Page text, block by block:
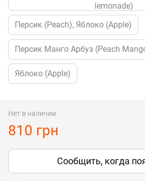
lemonade)
Персик (Peach), Яблоко (Apple)
Персик Манго Арбуз (Peach
Яблоко (Apple)
Нет в наличии
810 грн
Сообщить, когда